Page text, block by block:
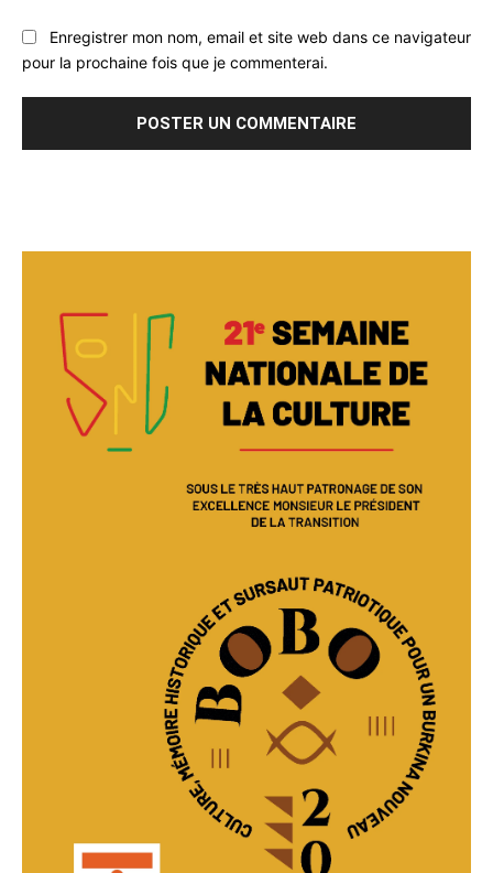
Enregistrer mon nom, email et site web dans ce navigateur
pour la prochaine fois que je commenterai.